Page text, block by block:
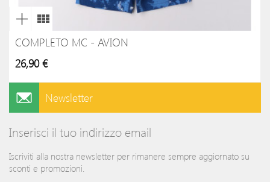
COMPLETO MC - AVION
26,90 €
Newsletter
Inserisci il tuo indirizzo email
Iscriviti alla nostra newsletter per rimanere sempre aggiornato su
sconti e promozioni.